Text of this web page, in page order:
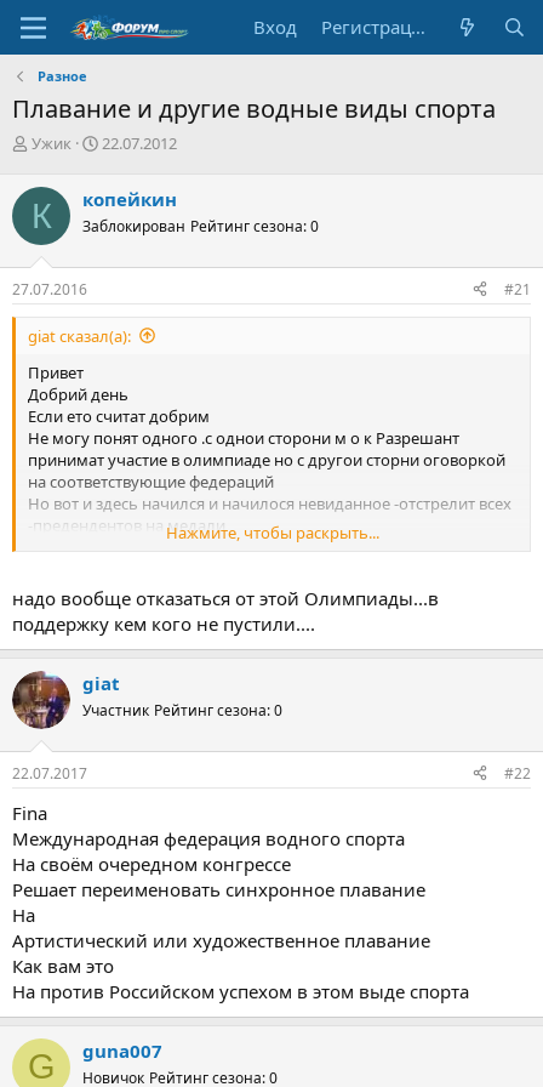
Вход Регистрация
Разное
Плавание и другие водные виды спорта
А
т
о
р
т
е
м
ы
Ужик
Д
а
н
ч
л
а
22.07.2012
К копейкин
Заблокирован Рейтинг сезона: 0
27.07.2016 #21
giat сказал(а):
Привет
Добрий день
Если ето считат добрим
Не могу понят одного .с однои сторони м о к Разрешант
принимат участие в олимпиаде но с другои сторни оговоркой
на соответствующие федераций
Но вот и здесь начился и начилося невиданное -отстрелит всех
-предендентов на медали
Всего пострадали и плавание -8 отказников
Гребля и каное
Пока список доходит до 110-120 спортсменов
И получается из 387 заявок -110=277
И Шаньси сужаются на медали
Если в Лондоне завоевали 81 медали и в том числе и в лекгая
атлетика-12/28 (американцев
То Шаньси минималний и можно расчитыват до 40 медалеи
Вот из справедливости и права человека и демократия
-бороться с Российской с грязними методами
Нажмите, чтобы раскрыть...
надо вообще отказаться от этой Олимпиады...в
поддержку кем кого не пустили....
giat
Участник Рейтинг сезона: 0
22.07.2017 #22
Fina
Международная федерация водного спорта
На своём очередном конгрессе
Решает переименовать синхронное плавание
На
Артистический или художественное плавание
Как вам это
На против Российском успехом в этом выде спорта
G guna007
Новичок Рейтинг сезона: 0